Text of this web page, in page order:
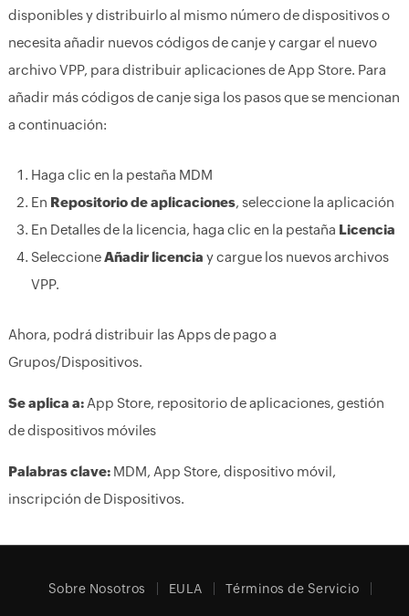
disponibles y distribuirlo al mismo número de dispositivos o
necesita añadir nuevos códigos de canje y cargar el nuevo
archivo VPP, para distribuir aplicaciones de App Store. Para
añadir más códigos de canje siga los pasos que se mencionan
a continuación:
Haga clic en la pestaña MDM
En Repositorio de aplicaciones, seleccione la aplicación
En Detalles de la licencia, haga clic en la pestaña Licencia
SeleccioneAñadir licencia y cargue los nuevos archivos
VPP.
Ahora, podrá distribuir las Apps de pago a
Grupos/Dispositivos.
Se aplica a:App Store, repositorio de aplicaciones, gestión
de dispositivos móviles
Palabras clave:MDM, App Store, dispositivo móvil,
inscripción de Dispositivos.
Sobre Nosotros EULA Términos de Servicio